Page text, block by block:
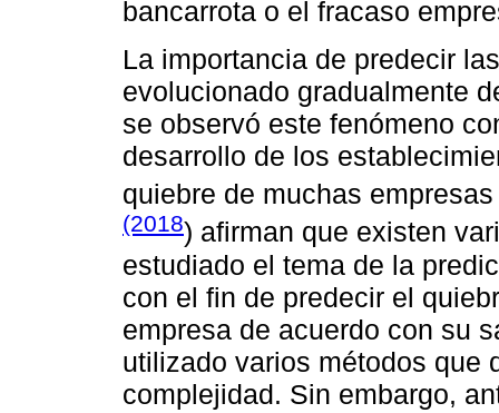
bancarrota o el fracaso
La importancia de predecir
evolucionado gradualmente
se observó este fenómeno
desarrollo de los
quiebre de muchas
(2018) afirman que existen
estudiado el tema de la
con el fin de predecir el
empresa de acuerdo con su
utilizado varios métodos que
complejidad. Sin embargo,